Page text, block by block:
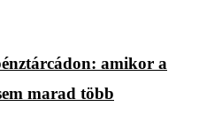
amikor a
marad több